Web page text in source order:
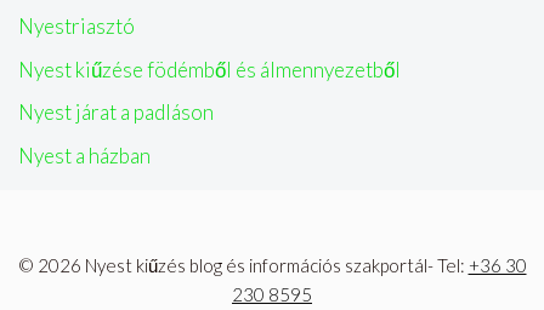
Nyestriasztó
Nyest kiűzése födémből és álmennyezetből
Nyest járat a padláson
Nyest a házban
© 2026 Nyest kiűzés blog és információs szakportál- Tel: +36 30
230 8595